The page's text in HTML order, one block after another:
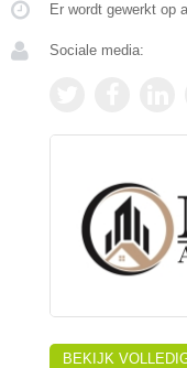
Er wordt gewerkt op
Sociale media:
BEKIJK